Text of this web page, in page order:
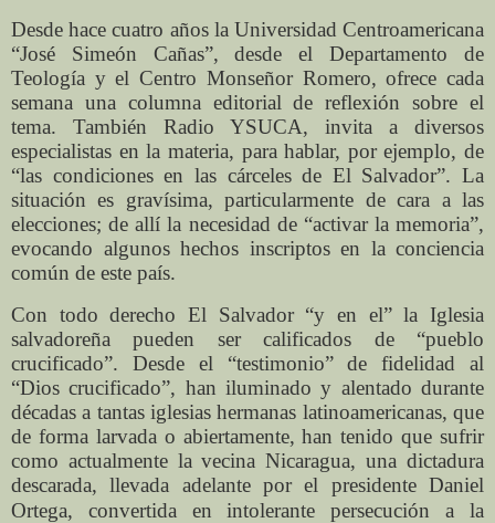
Desde hace cuatro años la Universidad Centroamericana
“José Simeón Cañas”, desde el Departamento de
Teología y el Centro Monseñor Romero, ofrece cada
semana una columna editorial de reflexión sobre el
tema. También Radio YSUCA, invita a diversos
especialistas en la materia, para hablar, por ejemplo, de
“las condiciones en las cárceles de El Salvador”. La
situación es gravísima, particularmente de cara a las
elecciones; de allí la necesidad de “activar la memoria”,
evocando algunos hechos inscriptos en la conciencia
común de este país.
Con todo derecho El Salvador “y en el” la Iglesia
salvadoreña pueden ser calificados de “pueblo
crucificado”. Desde el “testimonio” de fidelidad al
“Dios crucificado”, han iluminado y alentado durante
décadas a tantas iglesias hermanas latinoamericanas, que
de forma larvada o abiertamente, han tenido que sufrir
como actualmente la vecina Nicaragua, una dictadura
descarada, llevada adelante por el presidente Daniel
Ortega, convertida en intolerante persecución a la